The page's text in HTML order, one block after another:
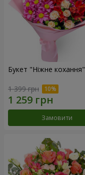
Букет "Ніжне кохання"
1 399 грн
Замовити